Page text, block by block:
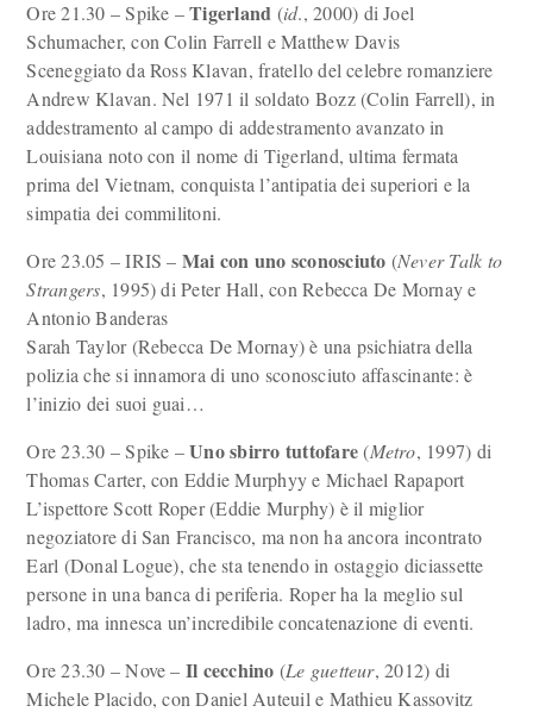
Ore 21.30 – Spike –Tigerland (id., 2000) di Joel
Schumacher, con Colin Farrell e Matthew Davis
Sceneggiato da Ross Klavan, fratello del celebre romanziere
Andrew Klavan. Nel 1971 il soldato Bozz (Colin Farrell), in
addestramento al campo di addestramento avanzato in
Louisiana noto con il nome di Tigerland, ultima fermata
prima del Vietnam, conquista l’antipatia dei superiori e la
simpatia dei commilitoni.
Ore 23.05 – IRIS – Mai con uno sconosciuto (Never Talk to
Strangers, 1995) di Peter Hall, con Rebecca De Mornay e
Antonio Banderas
Sarah Taylor (Rebecca De Mornay) è una psichiatra della
polizia che si innamora di uno sconosciuto affascinante: è
l’inizio dei suoi guai…
Ore 23.30 – Spike –Uno sbirro tuttofare(Metro, 1997) di
Thomas Carter, con Eddie Murphyy e Michael Rapaport
L’ispettore Scott Roper (Eddie Murphy) è il miglior
negoziatore di San Francisco, ma non ha ancora incontrato
Earl (Donal Logue), che sta tenendo in ostaggio diciassette
persone in una banca di periferia. Roper ha la meglio sul
ladro, ma innesca un’incredibile concatenazione di eventi.
Ore 23.30 – Nove – Il cecchino (Le guetteur, 2012) di
Michele Placido, con Daniel Auteuil e Mathieu Kassovitz